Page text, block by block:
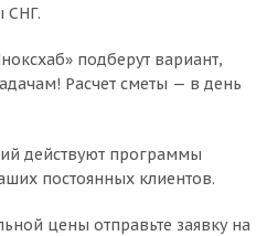
СНГ.
подберут вариант,
Расчет сметы — в день
действуют программы
постоянных клиентов.
цены отправьте заявку на